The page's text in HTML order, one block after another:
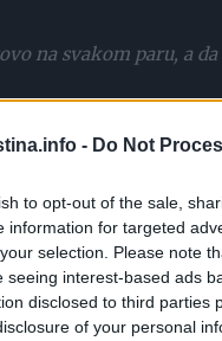
- Do Not
to opt-out of the sale,
information for targeted
selection. Please note
seeing interest-based ads
disclosed to third parties
of your personal
na svakom paru, a